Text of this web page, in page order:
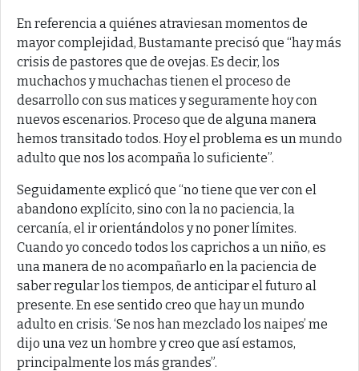
En referencia a quiénes atraviesan momentos de
mayor complejidad, Bustamante precisó que “hay más
crisis de pastores que de ovejas. Es decir, los
muchachos y muchachas tienen el proceso de
desarrollo con sus matices y seguramente hoy con
nuevos escenarios. Proceso que de alguna manera
hemos transitado todos. Hoy el problema es un mundo
adulto que nos los acompaña lo suficiente”.
Seguidamente explicó que “no tiene que ver con el
abandono explícito, sino con la no paciencia, la
cercanía, el ir orientándolos y no poner límites.
Cuando yo concedo todos los caprichos a un niño, es
una manera de no acompañarlo en la paciencia de
saber regular los tiempos, de anticipar el futuro al
presente. En ese sentido creo que hay un mundo
adulto en crisis. ‘Se nos han mezclado los naipes’ me
dijo una vez un hombre y creo que así estamos,
principalmente los más grandes”.